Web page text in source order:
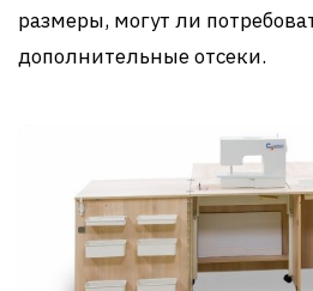
размеры, могут ли
дополнительные отсеки.